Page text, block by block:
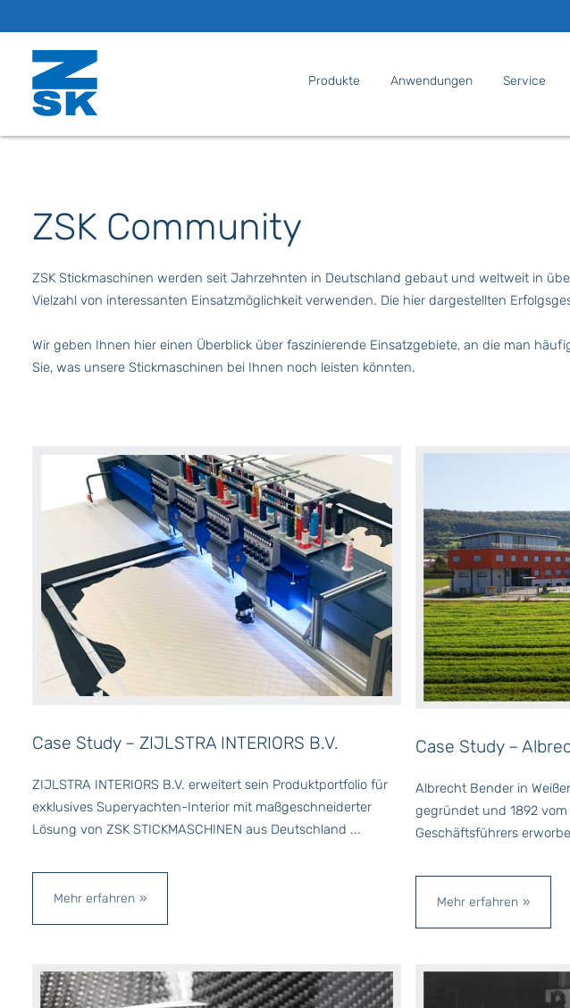
Produkte Anwendungen Service
ZSK Community
ZSK Stickmaschinen werden seit Jahrzehnten in Deutschland gebaut und weltweit in
Vielzahl von interessanten Einsatzmöglichkeit verwenden. Die hier dargestellten
Wir geben Ihnen hier einen Überblick über faszinierende Einsatzgebiete, an die man
Sie, was unsere Stickmaschinen bei Ihnen noch leisten könnten.
Case Study – ZIJLSTRA INTERIORS B.V.
ZIJLSTRA INTERIORS B.V. erweitert sein Produktportfolio für
exklusives Superyachten-Interior mit maßgeschneiderter
Lösung von ZSK STICKMASCHINEN aus Deutschland ...
Mehr erfahren
Case Study –
Albrecht Bender in
gegründet und 1892
Geschäftsführers
Mehr erfahren